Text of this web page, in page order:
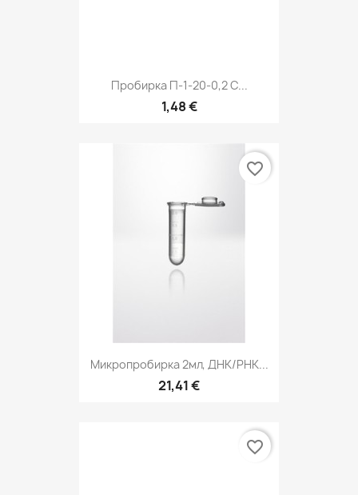
Пробирка П-1-20-0,2 С...
1,48 €
Микропробирка 2мл, ДНК/РНК...
21,41 €
favorite_border
favorite_border